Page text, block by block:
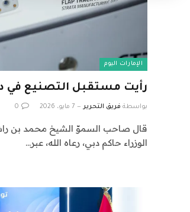
الإمارات اليوم
رأيت مستقبل التصنيع في
بواسطة فريق التحرير 7 مايو، 2026 0
قال صاحب السموّ الشيخ محمد بن
الوزراء حاكم دبي، رعاه الله، عبر…